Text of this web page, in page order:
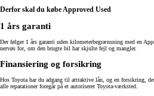
Derfor skal du købe Approved Used
1 års garanti
Der følger 1 års garanti uden kilometerbegrænsning med en
nervøs for, om den brugte bil har skjulte fejl og mangler.
Finansiering og forsikring
Hos Toyota har du adgang til attraktive lån, og en forsikring,
alle reparationer foregår på et autoriseret Toyota-værksted.